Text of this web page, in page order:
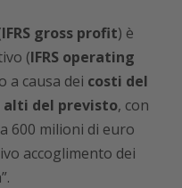
IFRS gross profit) è
(IFRS operating
a causa dei costi del
del previsto, con
600 milioni di euro
accoglimento dei